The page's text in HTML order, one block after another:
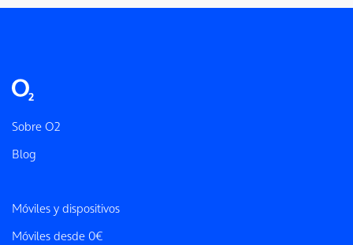
Sobre O2
Blog
Móviles y dispositivos
Móviles desde 0€